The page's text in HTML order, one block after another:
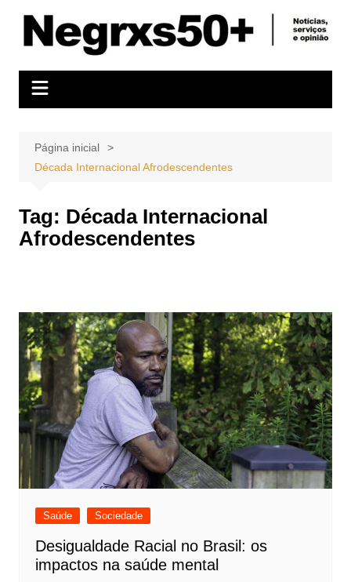
conteúdo
Página inicial
Década Internacional Afrodescendentes
Tag: Década Internacional
Afrodescendentes
Saúde Sociedade
Desigualdade Racial no Brasil: os
impactos na saúde mental